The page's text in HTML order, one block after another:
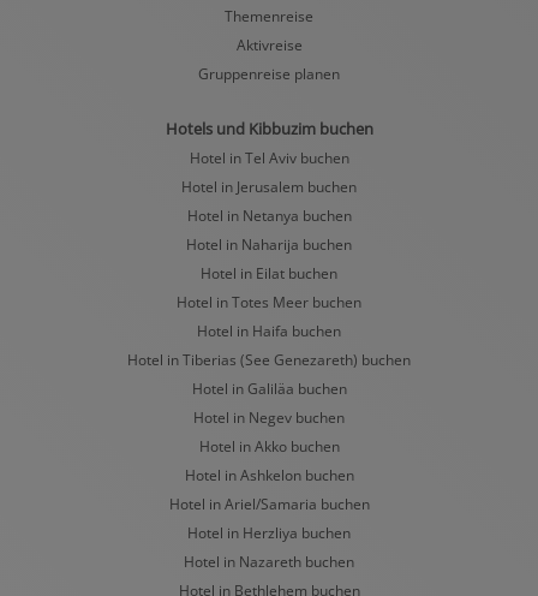
Themenreise
Aktivreise
Gruppenreise planen
Hotels und Kibbuzim buchen
Hotel in Tel Aviv buchen
Hotel in Jerusalem buchen
Hotel in Netanya buchen
Hotel in Naharija buchen
Hotel in Eilat buchen
Hotel in Totes Meer buchen
Hotel in Haifa buchen
Hotel in Tiberias (See Genezareth) buchen
Hotel in Galiläa buchen
Hotel in Negev buchen
Hotel in Akko buchen
Hotel in Ashkelon buchen
Hotel in Ariel/Samaria buchen
Hotel in Herzliya buchen
Hotel in Nazareth buchen
Hotel in Bethlehem buchen